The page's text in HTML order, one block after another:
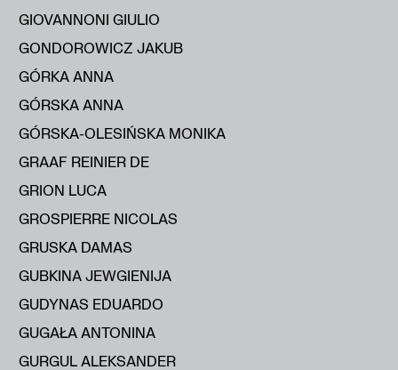
GIOVANNONI GIULIO
GONDOROWICZ JAKUB
GÓRKA ANNA
GÓRSKA ANNA
GÓRSKA-OLESIŃSKA MONIKA
GRAAF REINIER DE
GRION LUCA
GROSPIERRE NICOLAS
GRUSKA DAMAS
GUBKINA JEWGIENIJA
GUDYNAS EDUARDO
GUGAŁA ANTONINA
GURGUL ALEKSANDER